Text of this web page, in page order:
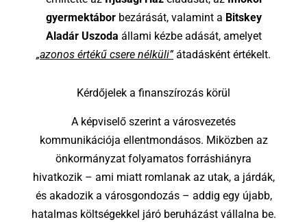
gyermektáborbezárását, valamint a Bitskey
Aladár Uszoda állami kézbe adását, amelyet
„azonos értékű csere nélküli”átadásként értékelt.
Kérdőjelek a finanszírozás körül
A képviselő szerint a városvezetés
kommunikációja ellentmondásos. Miközben az
önkormányzat folyamatos forráshiányra
hivatkozik – ami miatt romlanak az utak, a járdák,
és akadozik a városgondozás – addig egy újabb,
hatalmas költségekkel járó beruházást vállalna be.